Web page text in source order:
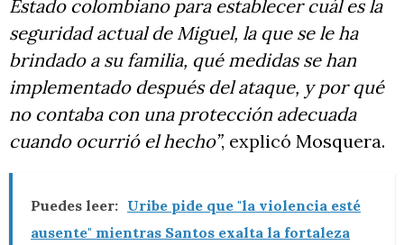
Estado colombiano para establecer cuál es la
seguridad actual de Miguel, la que se le ha
brindado a su familia, qué medidas se han
implementado después del ataque, y por qué
no contaba con una protección adecuada
cuando ocurrió el hecho”, explicó Mosquera.
Puedes leer: Uribe pide que "la violencia esté
ausente" mientras Santos exalta la fortaleza